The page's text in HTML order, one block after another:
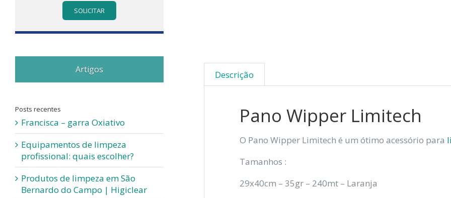
Descrição
Pano Wipper Limitech
O Pano Wipper Limitech é um ótimo acessório para
Tamanhos :
29x40cm – 35gr – 240mt – Laranja
Artigos
Posts recentes
Francisca – garra Oxiativo
Equipamentos de limpeza
profissional: quais escolher?
Produtos de limpeza em São
Bernardo do Campo | Higiclear